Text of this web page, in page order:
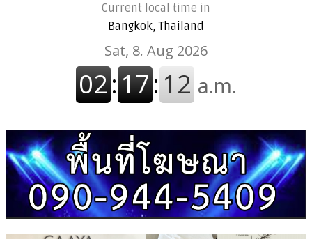
Current local time in
Bangkok, Thailand